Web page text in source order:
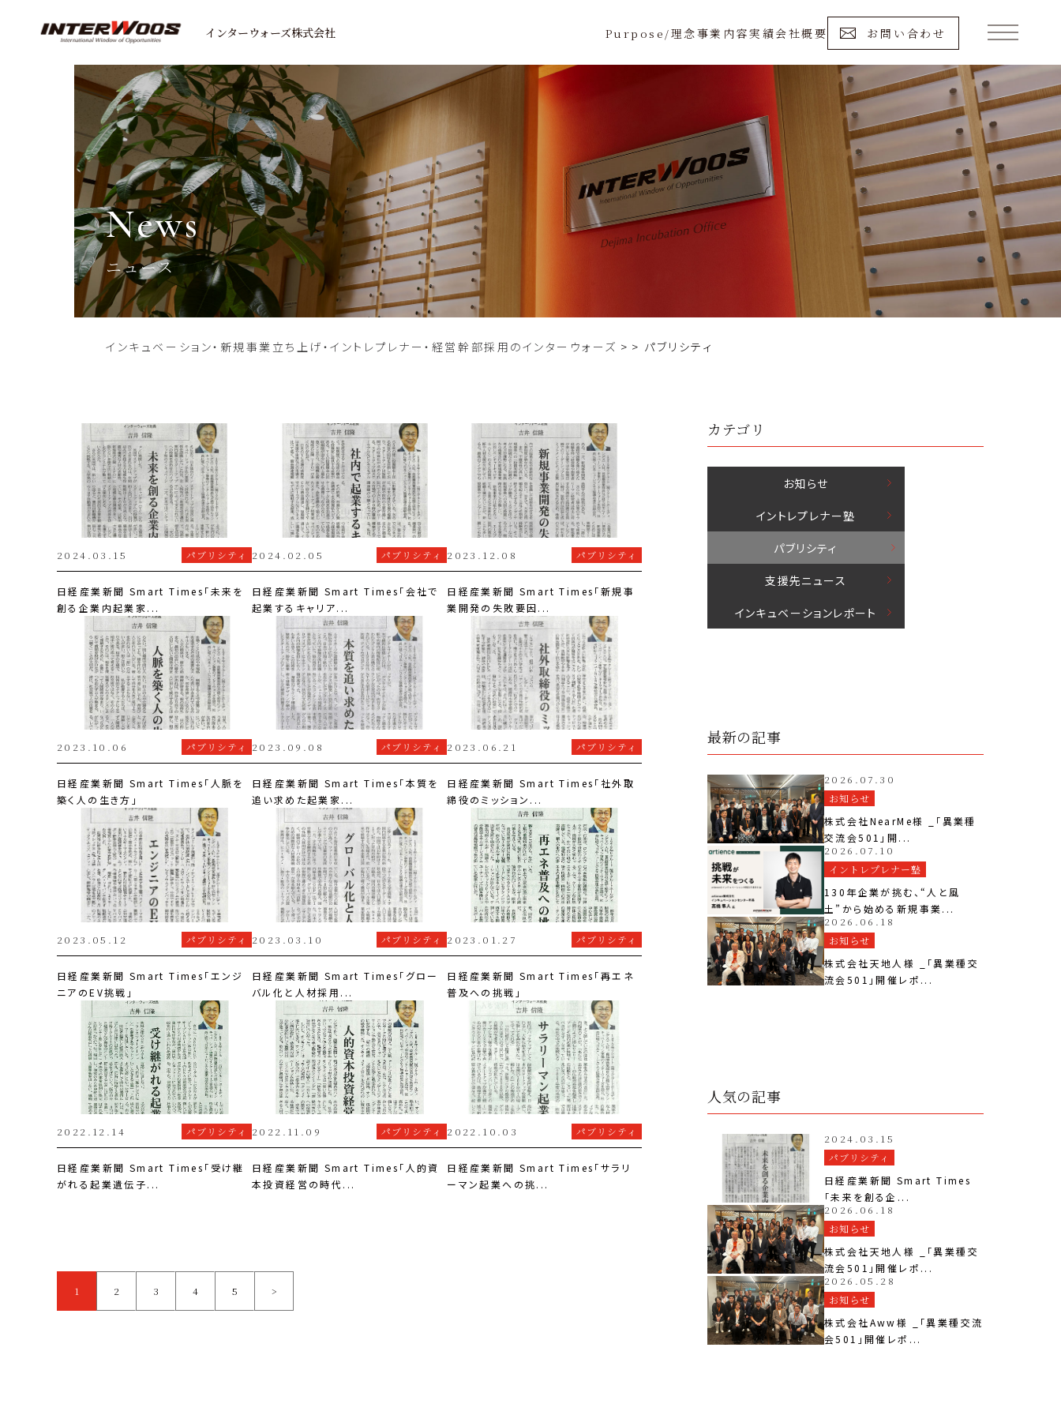
インターウォーズ株式会社 Purpose/理念事業内容実績会社概要 お問い合わせ
news
ニュース
インキュベーション・新規事業立ち上げ・イントレプレナー・経営幹部採用のインターウォーズ > パブリシティ
2024.03.15 パブリシティ
日経産業新聞 Smart Times「未来を
創る企業内起業家...
2024.02.05 パブリシティ
日経産業新聞 Smart Times「会社で
起業するキャリア...
2023.12.08 パブリシティ
日経産業新聞 Smart Times「新規事
業開発の失敗要因...
2023.10.06 パブリシティ
日経産業新聞 Smart Times「人脈を
築く人の生き方」
2023.09.08 パブリシティ
日経産業新聞 Smart Times「本質を
追い求めた起業家...
2023.06.21 パブリシティ
日経産業新聞 Smart Times「社外取
締役のミッション...
2023.05.12 パブリシティ
日経産業新聞 Smart Times「エンジ
ニアのEV挑戦」
2023.03.10 パブリシティ
日経産業新聞 Smart Times「グロー
バル化と人材採用...
2023.01.27 パブリシティ
日経産業新聞 Smart Times「再エネ
普及への挑戦」
2022.12.14 パブリシティ
日経産業新聞 Smart Times「受け継
がれる起業遺伝子...
2022.11.09 パブリシティ
日経産業新聞 Smart Times「人的資
本投資経営の時代...
2022.10.03 パブリシティ
日経産業新聞 Smart Times「サラリ
ーマン起業への挑...
1 2 3 4 5 >
カテゴリ
お知らせ
イントレプレナー塾
パブリシティ
⽀援先ニュース
インキュベーションレポート
最新の記事
2026.07.30
お知らせ
株式会社NearMe様 _「異業種
交流会501」開...
2026.07.10
イントレプレナー塾
130年企業が挑む、“人と風
土”から始める新規事業...
2026.06.18
お知らせ
株式会社天地人様 _「異業種交
流会501」開催レポ...
人気の記事
2024.03.15
パブリシティ
日経産業新聞 Smart Times
「未来を創る企...
2026.06.18
お知らせ
株式会社天地人様 _「異業種交
流会501」開催レポ...
2026.05.28
お知らせ
株式会社Aww様 _「異業種交流
会501」開催レポ...